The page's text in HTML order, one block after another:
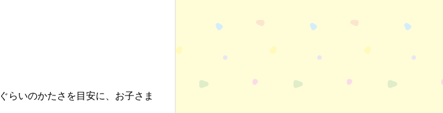
らいのかたさを目安に、お子さま